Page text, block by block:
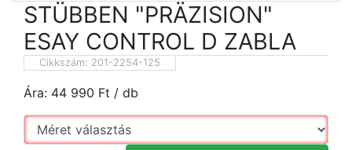
STÜBBEN "PRÄZISION"
ESAY CONTROL D ZABLA
Cikkszám: 201-2254-125
Ára: 44 990 Ft / db